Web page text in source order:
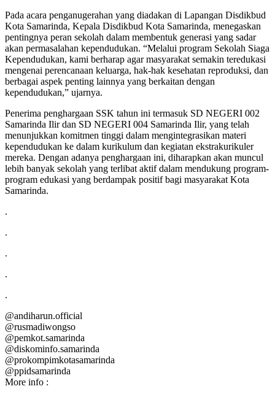
Pada acara penganugerahan yang diadakan di Lapangan Disdikbud
Kota Samarinda, Kepala Disdikbud Kota Samarinda, menegaskan
pentingnya peran sekolah dalam membentuk generasi yang sadar
akan permasalahan kependudukan. “Melalui program Sekolah Siaga
Kependudukan, kami berharap agar masyarakat semakin teredukasi
mengenai perencanaan keluarga, hak-hak kesehatan reproduksi, dan
berbagai aspek penting lainnya yang berkaitan dengan
kependudukan,” ujarnya.
Penerima penghargaan SSK tahun ini termasuk SD NEGERI 002
Samarinda Ilir dan SD NEGERI 004 Samarinda Ilir, yang telah
menunjukkan komitmen tinggi dalam mengintegrasikan materi
kependudukan ke dalam kurikulum dan kegiatan ekstrakurikuler
mereka. Dengan adanya penghargaan ini, diharapkan akan muncul
lebih banyak sekolah yang terlibat aktif dalam mendukung program-
program edukasi yang berdampak positif bagi masyarakat Kota
Samarinda.
.
.
.
.
.
@andiharun.official
@rusmadiwongso
@pemkot.samarinda
@diskominfo.samarinda
@prokompimkotasamarinda
@ppidsamarinda
More info :